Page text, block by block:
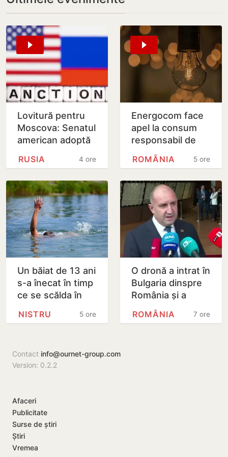
Lovitură pentru
Moscova: Senatul
american adoptă
împotriva Rusiei4 ore
RUSIA
Energocom face
apel la consum
responsabil de
energie în orele
de vârfe vârf
5 ore
ROMÂNIA
Un băiat de 13 ani
s-a înecat în timp
ce se scălda în
neautorizată din5 ore
NISTRU
O dronă a intrat în
Bulgaria dinspre
România și a
explodat în
apropierea unui7 ore
ROMÂNIA
Contact info@ournet-group.com
Version: 0.2.2
Afaceri
Publicitate
Surse de știri
Știri
Vremea